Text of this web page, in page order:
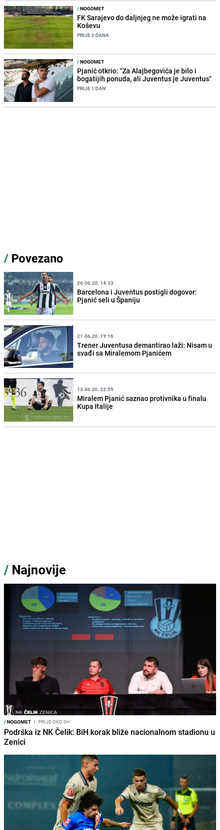
/NOGOMET
FK Sarajevo do daljnjeg ne može igrati na
Koševu
PRIJE 2 DANA
/NOGOMET
Pjanić otkrio: "Za Alajbegovića je bilo i
bogatijih ponuda, ali Juventus je Juventus"
PRIJE 1 DAN
/ Povezano
26.06.20. 14:33
Barcelona i Juventus postigli dogovor:
Pjanić seli u Španiju
21.06.20. 19:16
Trener Juventusa demantirao laži: Nisam u
svađi sa Miralemom Pjanićem
13.06.20. 22:59
Miralem Pjanić saznao protivnika u finalu
Kupa Italije
/ Najnovije
/NOGOMET I PRIJE OKO 3H
Podrška iz NK Čelik: BiH korak bliže nacionalnom stadionu u
Zenici